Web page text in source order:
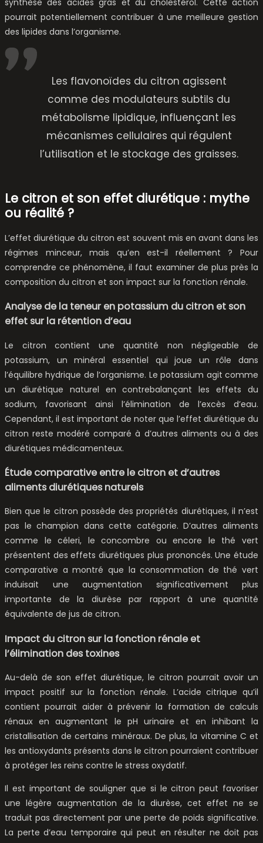
synthèse des acides gras et du cholestérol. Cette action
pourrait potentiellement contribuer à une meilleure gestion
des lipides dans l’organisme.
Les flavonoïdes du citron agissent
comme des modulateurs subtils du
métabolisme lipidique, influençant les
mécanismes cellulaires qui régulent
l’utilisation et le stockage des graisses.
Le citron et son effet diurétique : mythe
ou réalité ?
L’effet diurétique du citron est souvent mis en avant dans les
régimes minceur, mais qu’en est-il réellement ? Pour
comprendre ce phénomène, il faut examiner de plus près la
composition du citron et son impact sur la fonction rénale.
Analyse de la teneur en potassium du citron et son
effet sur la rétention d’eau
Le citron contient une quantité non négligeable de
potassium, un minéral essentiel qui joue un rôle dans
l’équilibre hydrique de l’organisme. Le potassium agit comme
un diurétique naturel en contrebalançant les effets du
sodium, favorisant ainsi l’élimination de l’excès d’eau.
Cependant, il est important de noter que l’effet diurétique du
citron reste modéré comparé à d’autres aliments ou à des
diurétiques médicamenteux.
Étude comparative entre le citron et d’autres
aliments diurétiques naturels
Bien que le citron possède des propriétés diurétiques, il n’est
pas le champion dans cette catégorie. D’autres aliments
comme le céleri, le concombre ou encore le thé vert
présentent des effets diurétiques plus prononcés. Une étude
comparative a montré que la consommation de thé vert
induisait une augmentation significativement plus
importante de la diurèse par rapport à une quantité
équivalente de jus de citron.
Impact du citron sur la fonction rénale et
l’élimination des toxines
Au-delà de son effet diurétique, le citron pourrait avoir un
impact positif sur la fonction rénale. L’acide citrique qu’il
contient pourrait aider à prévenir la formation de calculs
rénaux en augmentant le pH urinaire et en inhibant la
cristallisation de certains minéraux. De plus, la vitamine C et
les antioxydants présents dans le citron pourraient contribuer
à protéger les reins contre le stress oxydatif.
Il est important de souligner que si le citron peut favoriser
une légère augmentation de la diurèse, cet effet ne se
traduit pas directement par une perte de poids significative.
La perte d’eau temporaire qui peut en résulter ne doit pas